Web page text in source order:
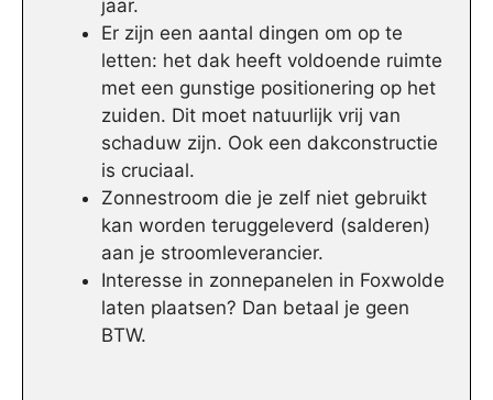
jaar.
Er zijn een aantal dingen om op te
letten: het dak heeft voldoende ruimte
met een gunstige positionering op het
zuiden. Dit moet natuurlijk vrij van
schaduw zijn. Ook een dakconstructie
is cruciaal.
Zonnestroom die je zelf niet gebruikt
kan worden teruggeleverd (salderen)
aan je stroomleverancier.
Interesse in zonnepanelen in Foxwolde
laten plaatsen? Dan betaal je geen
BTW.